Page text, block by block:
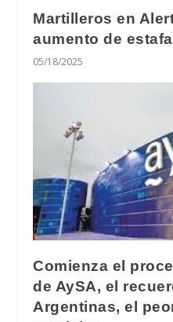
Martilleros en
aumento de
05/18/2025
Comienza el
de AySA, el
Argentinas, el